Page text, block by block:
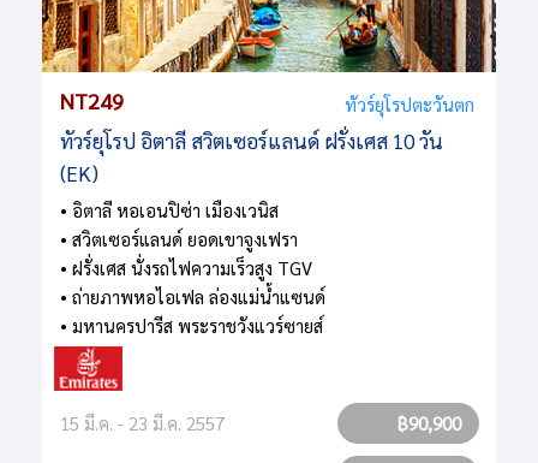
NT249 ทัวร์ยุโรปตะวันตก
ทัวร์ยุโรป อิตาลี สวิตเซอร์แลนด์ ฝรั่งเศส 10 วัน
(EK)
• อิตาลี หอเอนปิซ่า เมืองเวนิส
• สวิตเซอร์แลนด์ ยอดเขาจูงเฟรา
• ฝรั่งเศส นั่งรถไฟความเร็วสูง TGV
• ถ่ายภาพหอไอเฟล ล่องแม่น้ำแซนด์
• มหานครปารีส พระราชวังแวร์ซายส์
15 มี.ค. - 23 มี.ค. 2557 ฿90,900